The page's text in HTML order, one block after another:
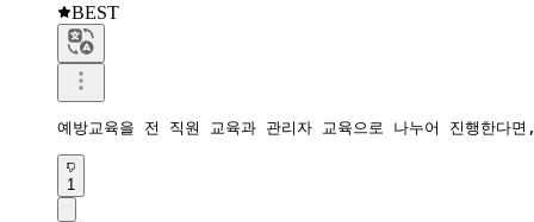
BEST
예방교육을 전 직원 교육과 관리자 교육으로 나누어 진행한다
1